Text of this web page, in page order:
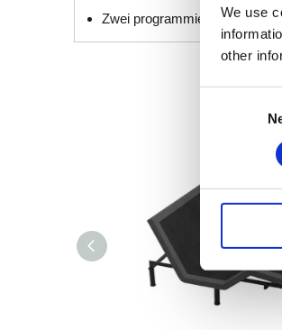
We use
other
Zwei programmierbare